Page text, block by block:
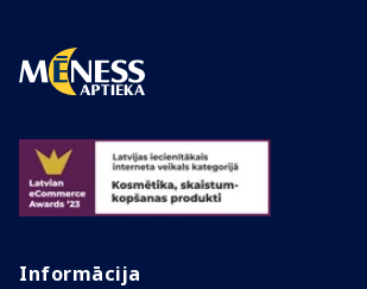
Informācija